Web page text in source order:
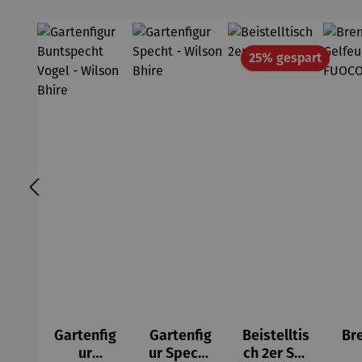
Gartenfig
ur
Gartenfig
ur Specht
25% gespartRabatt
Beistelltis
ch 2er Set